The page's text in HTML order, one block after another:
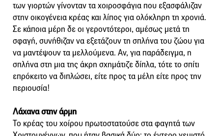
των γιορτών γίνονταν τα χοιροσφάγια που εξασφάλιζαν
στην οικογένεια κρέας και λίπος για ολόκληρη τη χρονιά.
Σε κάποια μέρη δε οι γεροντότεροι, αμέσως μετά τη
σφαγή, συνήθιζαν να εξετάζουν τη σπλήνα του ζώου για
να μαντέψουν τα μελλούμενα. Αν, για παράδειγμα, η
σπλήνα στη μια της άκρη σχημάτιζε δίπλα, τότε το σπίτι
επρόκειτο να διπλώσει, είτε προς τα μέλη είτε προς την
περιουσία!
Λάχανα στην άρμη
Το κρέας του χοίρου πρωτοστατούσε στα φαγητά των